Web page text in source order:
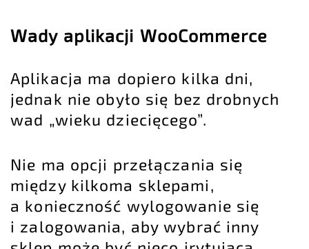
Wady aplikacji WooCommerce
Aplikacja ma dopiero kilka dni,
jednak nie obyło się bez drobnych
wad „wieku dziecięcego”.
Nie ma opcji przełączania się
między kilkoma sklepami,
a konieczność wylogowanie się
i zalogowania, aby wybrać inny